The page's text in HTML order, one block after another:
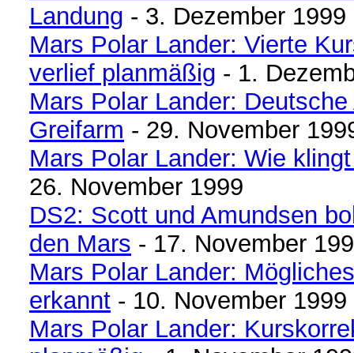
Landung - 3. Dezember 1999
Mars Polar Lander: Vierte
verlief planmäßig - 1.
Mars Polar Lander:
Greifarm - 29. November
Mars Polar Lander: Wie
26. November 1999
DS2: Scott und Amundsen
den Mars - 17. November
Mars Polar Lander:
erkannt - 10. November 1999
Mars Polar Lander: